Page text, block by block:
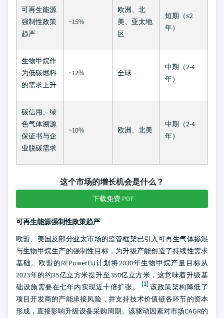
可再生能源
强制性政策
趋严
~15%
欧洲、北
美、亚太地
区
短期（≤2
年）
生物甲烷作
为低碳燃料
的需求上升
~12% 全球
中期（2-4
年）
碳信用、绿
色气体溯源
保证书与企
业脱碳需求
~10% 欧洲、北美
中期（2-4
年）
这个市场的增长机会是什么？
下载免费 PDF
可再生能源强制性政策趋严
欧盟、美国及部分亚太市场的监管框架已引入可再生气体掺混
与生物甲烷生产的强制性目标，为升级产能创造了持续性需求
基础。欧盟的REPowerEU计划将2030年生物甲烷产量目标从
2023年的约35亿立方米提升至350亿立方米，这意味着升级基
础设施需要在七年内实现近十倍扩张。
[1]该政策架构降低了
项目开发商的产能承接风险，并支持技术价值链各环节的资本
形成，直接影响升级设备采购周期。该驱动因素对市场CAGR的